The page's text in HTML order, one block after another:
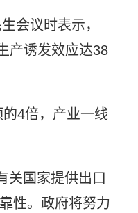
会议时表示，
产诱发效应达38
4倍，产业一线
关国家提供出口
性。政府将努力